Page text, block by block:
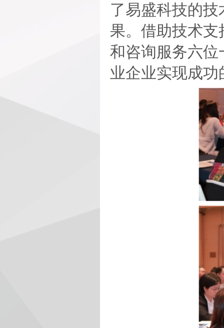
了易盛科技的
果。借助技术
和咨询服务六
业企业实现成